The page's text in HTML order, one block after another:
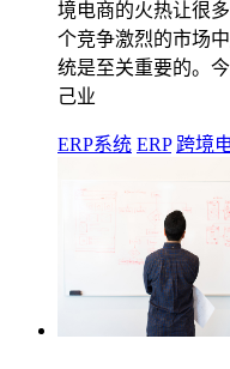
境电商的火热让很
个竞争激烈的市场
统是至关重要的。
己业
ERP系统 ERP 跨境